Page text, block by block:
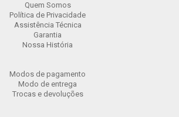
Quem Somos
Política de Privacidade
Assistência Técnica
Garantia
Nossa História
Modos de pagamento
Modo de entrega
Trocas e devoluções